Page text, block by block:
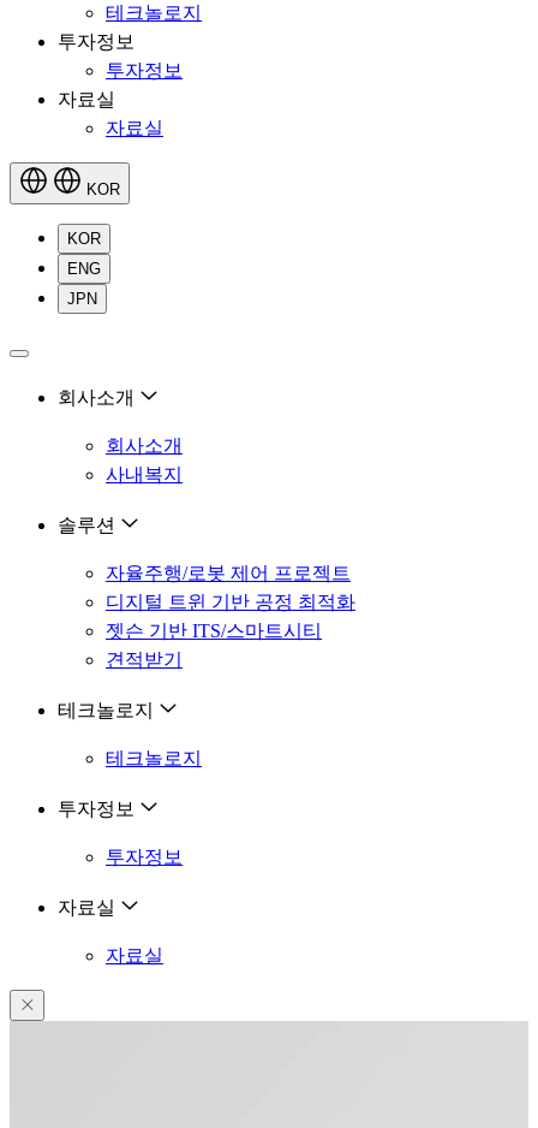
테크놀로지
투자정보
투자정보
자료실
자료실
KOR
KOR
ENG
JPN
회사소개 
회사소개
사내복지
솔루션 
자율주행/로봇 제어 프로젝트
디지털 트윈 기반 공정 최적화
젯슨 기반 ITS/스마트시티
견적받기
테크놀로지 
테크놀로지
투자정보 
투자정보
자료실 
자료실
